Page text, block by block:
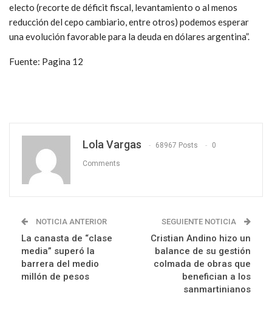
electo (recorte de déficit fiscal, levantamiento o al menos
reducción del cepo cambiario, entre otros) podemos esperar
una evolución favorable para la deuda en dólares argentina”.
Fuente: Pagina 12
Lola Vargas 68967 Posts 0
Comments
NOTICIA ANTERIOR
La canasta de “clase
media” superó la
barrera del medio
millón de pesos
SEGUIENTE NOTICIA
Cristian Andino hizo un
balance de su gestión
colmada de obras que
benefician a los
sanmartinianos